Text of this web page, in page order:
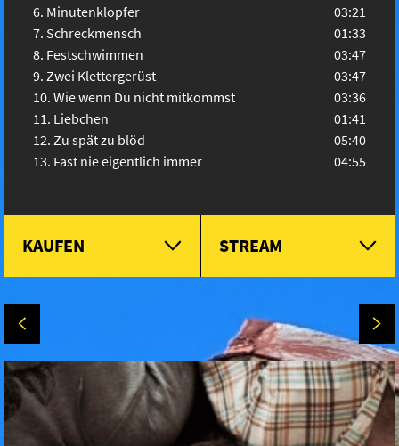
Minutenklopfer
03:21
Schreckmensch
01:33
Festschwimmen
03:47
Zwei Klettergerüst
03:47
Wie wenn Du nicht mitkommst
03:36
Liebchen
01:41
Zu spät zu blöd
05:40
Fast nie eigentlich immer
04:55
KAUFEN STREAM